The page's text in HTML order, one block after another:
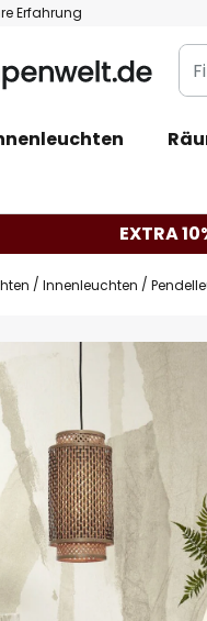
Erfahrung
Sie
EXTRA
Innenleuchten